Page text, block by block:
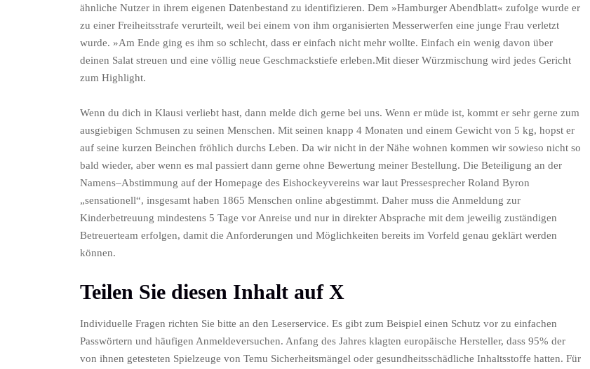
ähnliche Nutzer in ihrem eigenen Datenbestand zu identifizieren. Dem »Hamburger Abendblatt« zufolge wurde er
zu einer Freiheitsstrafe verurteilt, weil bei einem von ihm organisierten Messerwerfen eine junge Frau verletzt
wurde. »Am Ende ging es ihm so schlecht, dass er einfach nicht mehr wollte. Einfach ein wenig davon über
deinen Salat streuen und eine völlig neue Geschmackstiefe erleben.Mit dieser Würzmischung wird jedes Gericht
zum Highlight.
Wenn du dich in Klausi verliebt hast, dann melde dich gerne bei uns. Wenn er müde ist, kommt er sehr gerne zum
ausgiebigen Schmusen zu seinen Menschen. Mit seinen knapp 4 Monaten und einem Gewicht von 5 kg, hopst er
auf seine kurzen Beinchen fröhlich durchs Leben. Da wir nicht in der Nähe wohnen kommen wir sowieso nicht so
bald wieder, aber wenn es mal passiert dann gerne ohne Bewertung meiner Bestellung. Die Beteiligung an der
Namens–Abstimmung auf der Homepage des Eishockeyvereins war laut Pressesprecher Roland Byron
„sensationell“, insgesamt haben 1865 Menschen online abgestimmt. Daher muss die Anmeldung zur
Kinderbetreuung mindestens 5 Tage vor Anreise und nur in direkter Absprache mit dem jeweilig zuständigen
Betreuerteam erfolgen, damit die Anforderungen und Möglichkeiten bereits im Vorfeld genau geklärt werden
können.
Teilen Sie diesen Inhalt auf X
Individuelle Fragen richten Sie bitte an den Leserservice. Es gibt zum Beispiel einen Schutz vor zu einfachen
Pass­wörtern und häufigen Anmelde­versuchen. Anfang des Jahres klagten europäische Hersteller, dass 95% der
von ihnen getesteten Spielzeuge von Temu Sicherheitsmängel oder gesundheitsschädliche Inhaltsstoffe hatten. Für